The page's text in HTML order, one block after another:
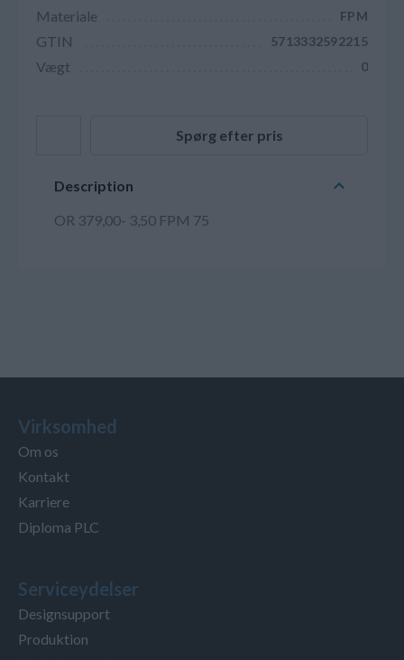
Materiale FPM
GTIN 5713332592215
Vægt 0
Spørg efter pris
Description
OR 379,00- 3,50 FPM 75
Virksomhed
Om os
Kontakt
Karriere
Diploma PLC
Serviceydelser
Designsupport
Produktion